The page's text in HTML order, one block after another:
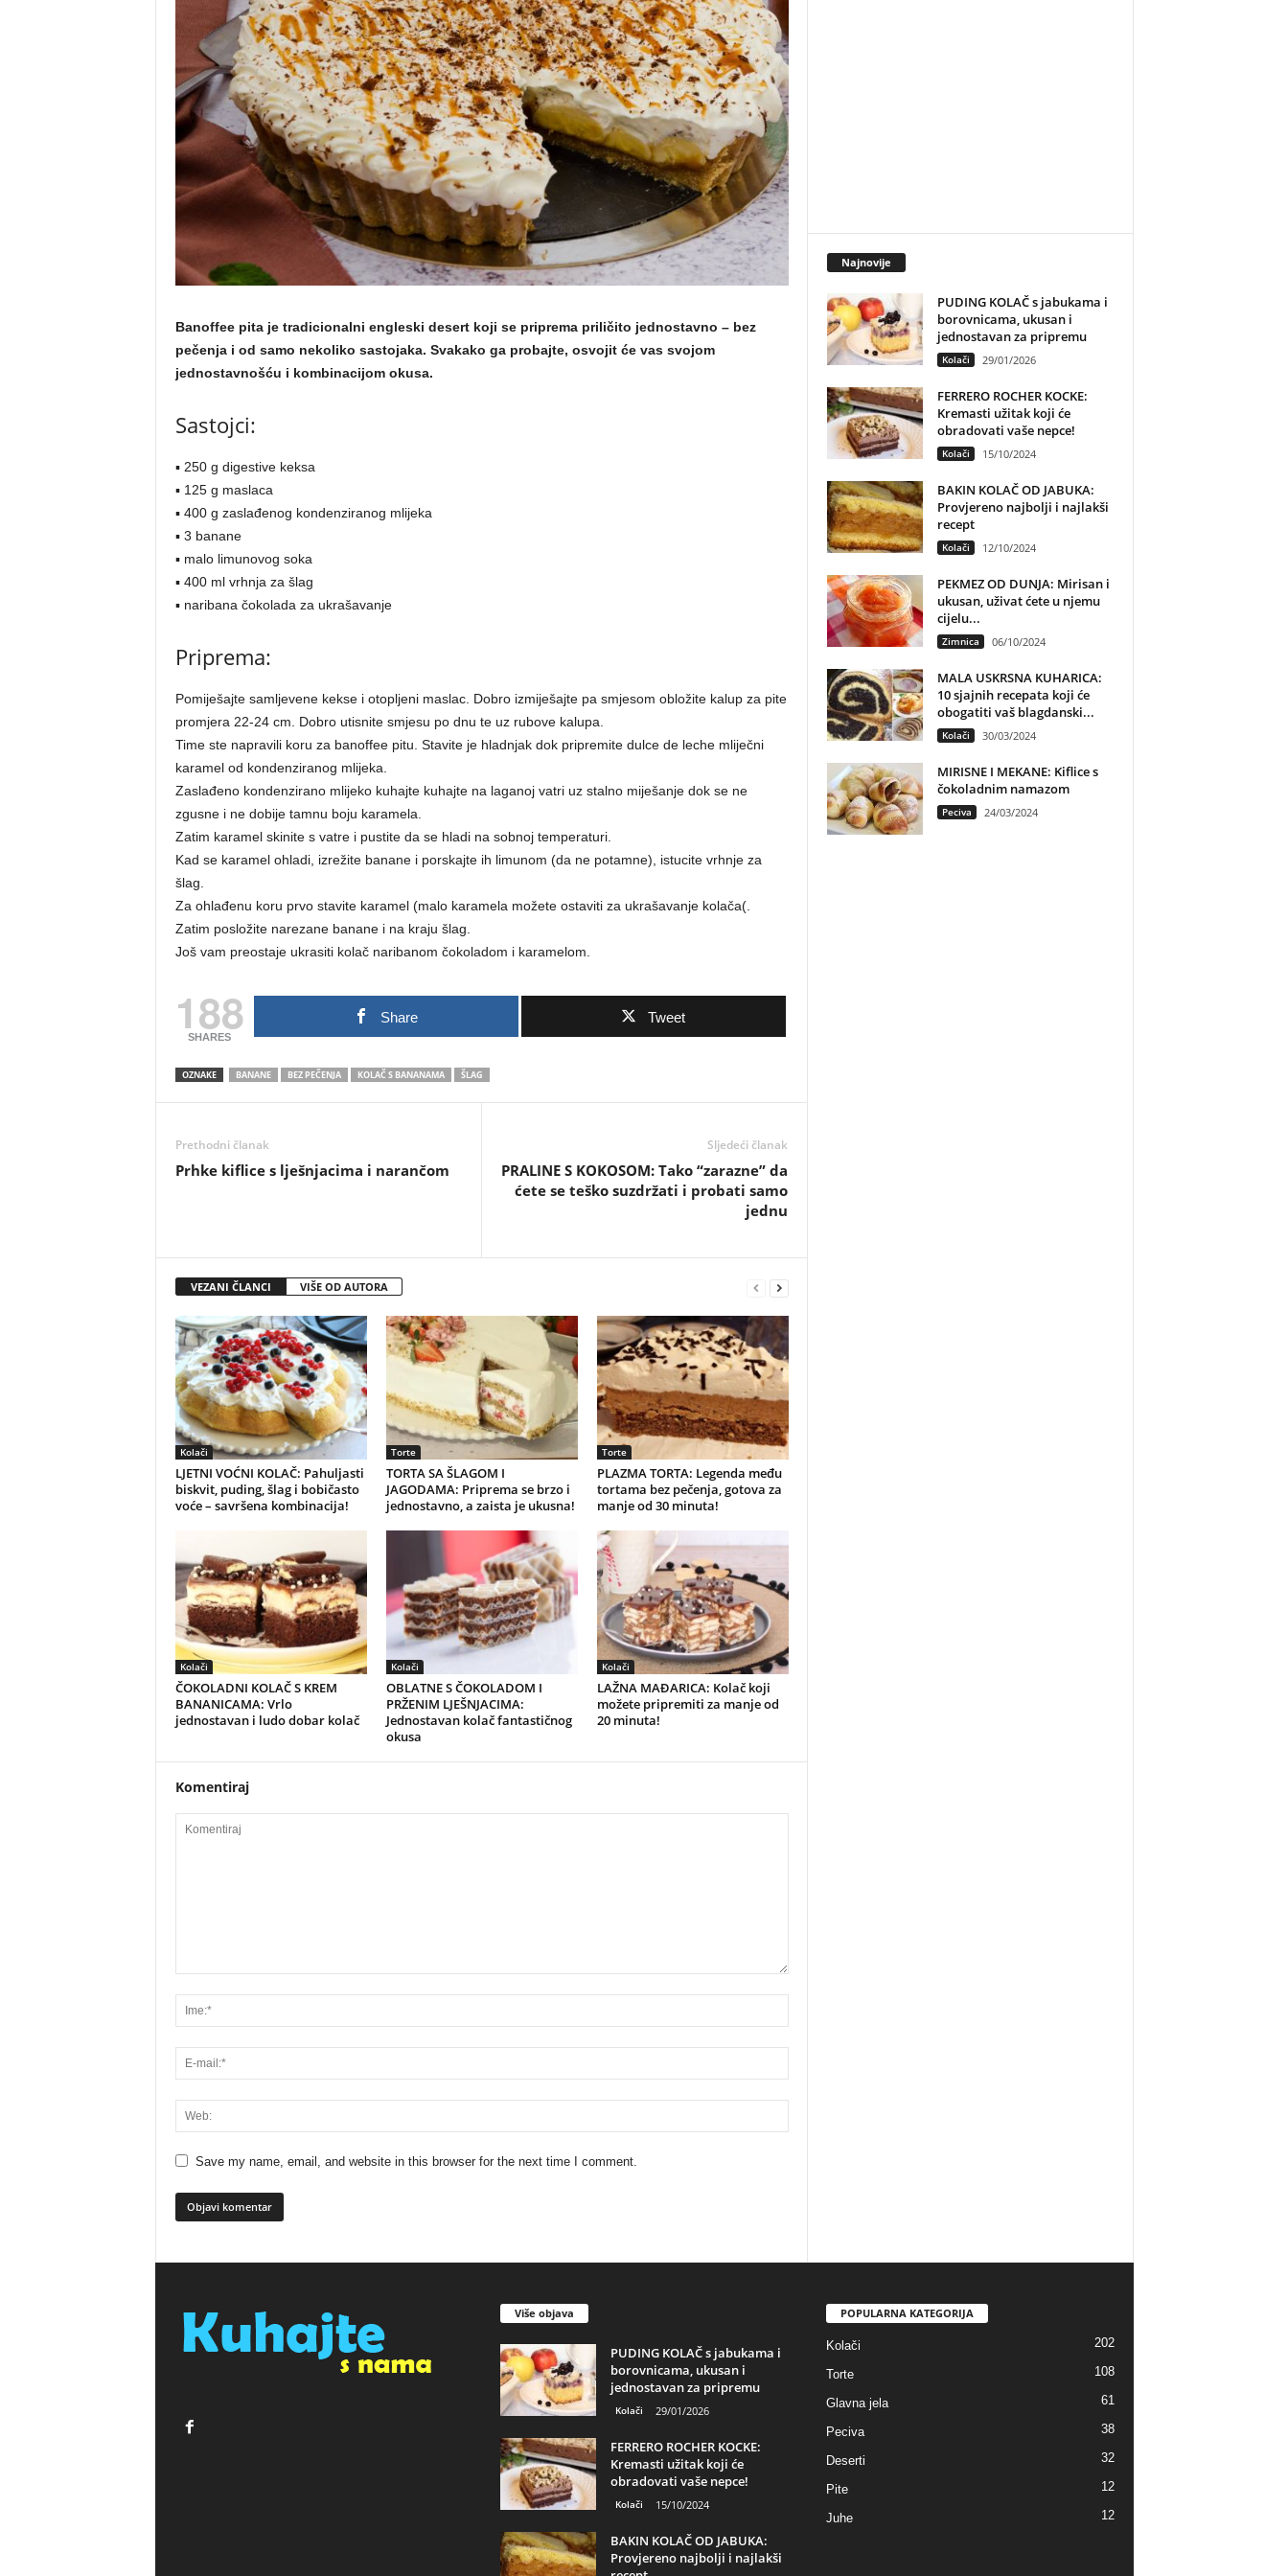
m
a
Banoffee pita je tradicionalni engleski desert koji se priprema priličito jednostavno – bez
pečenja i od samo nekoliko sastojaka. Svakako ga probajte, osvojit će vas svojom
jednostavnošću i kombinacijom okusa.
Sastojci:
▪ 250 g digestive keksa
▪ 125 g maslaca
▪ 400 g zaslađenog kondenziranog mlijeka
▪ 3 banane
▪ malo limunovog soka
▪ 400 ml vrhnja za šlag
▪ naribana čokolada za ukrašavanje
Priprema:
Pomiješajte samljevene kekse i otopljeni maslac. Dobro izmiješajte pa smjesom obložite kalup za pite
promjera 22-24 cm. Dobro utisnite smjesu po dnu te uz rubove kalupa.
Time ste napravili koru za banoffee pitu. Stavite je hladnjak dok pripremite dulce de leche mliječni
karamel od kondenziranog mlijeka.
Zaslađeno kondenzirano mlijeko kuhajte kuhajte na laganoj vatri uz stalno miješanje dok se ne
zgusne i ne dobije tamnu boju karamela.
Zatim karamel skinite s vatre i pustite da se hladi na sobnoj temperaturi.
Kad se karamel ohladi, izrežite banane i porskajte ih limunom (da ne potamne), istucite vrhnje za
šlag.
Za ohlađenu koru prvo stavite karamel (malo karamela možete ostaviti za ukrašavanje kolača(.
Zatim posložite narezane banane i na kraju šlag.
Još vam preostaje ukrasiti kolač naribanom čokoladom i karamelom.
188
SHARES
Share Tweet
OZNAKE BANANE BEZ PEČENJA KOLAČ S BANANAMA ŠLAG
Prethodni članak
Prhke kiflice s lješnjacima i narančom
Sljedeći članak
PRALINE S KOKOSOM: Tako “zarazne” da
ćete se teško suzdržati i probati samo
jednu
VEZANI ČLANCI VIŠE OD AUTORA
Kolači
LJETNI VOĆNI KOLAČ: Pahuljasti
biskvit, puding, šlag i bobičasto
voće – savršena kombinacija!
Torte
TORTA SA ŠLAGOM I
JAGODAMA: Priprema se brzo i
jednostavno, a zaista je ukusna!
Torte
PLAZMA TORTA: Legenda među
tortama bez pečenja, gotova za
manje od 30 minuta!
Kolači
ČOKOLADNI KOLAČ S KREM
BANANICAMA: Vrlo
jednostavan i ludo dobar kolač
Kolači
OBLATNE S ČOKOLADOM I
PRŽENIM LJEŠNJACIMA:
Jednostavan kolač fantastičnog
okusa
Kolači
LAŽNA MAĐARICA: Kolač koji
možete pripremiti za manje od
20 minuta!
Komentiraj
Save my name, email, and website in this browser for the next time I comment.
Najnovije
PUDING KOLAČ s jabukama i
borovnicama, ukusan i
jednostavan za pripremu
Kolači 29/01/2026
FERRERO ROCHER KOCKE:
Kremasti užitak koji će
obradovati vaše nepce!
Kolači 15/10/2024
BAKIN KOLAČ OD JABUKA:
Provjereno najbolji i najlakši
recept
Kolači 12/10/2024
PEKMEZ OD DUNJA: Mirisan i
ukusan, uživat ćete u njemu
cijelu...
Zimnica 06/10/2024
MALA USKRSNA KUHARICA:
10 sjajnih recepata koji će
obogatiti vaš blagdanski...
Kolači 30/03/2024
MIRISNE I MEKANE: Kiflice s
čokoladnim namazom
Peciva 24/03/2024
Više objava
PUDING KOLAČ s jabukama i
borovnicama, ukusan i
jednostavan za pripremu
Kolači 29/01/2026
FERRERO ROCHER KOCKE:
Kremasti užitak koji će
obradovati vaše nepce!
Kolači 15/10/2024
BAKIN KOLAČ OD JABUKA:
Provjereno najbolji i najlakši
POPULARNA KATEGORIJA
Kolači 202
Torte 108
Glavna jela 61
Peciva 38
Deserti 32
Pite 12
Juhe 12